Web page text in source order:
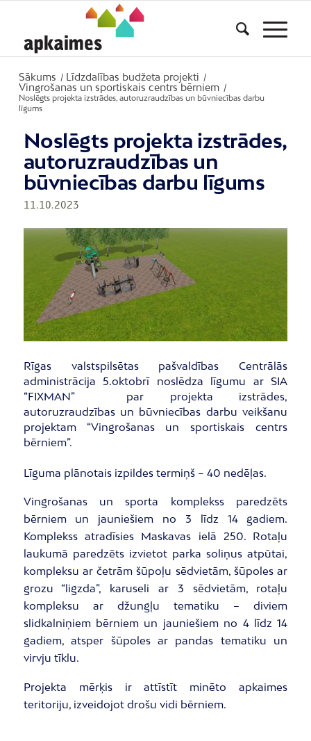
Sākums / Līdzdalības budžeta projekti /
Vingrošanas un sportiskais centrs bērniem /
Noslēgts projekta izstrādes, autoruzraudzības un būvniecības darbu
līgums
Noslēgts projekta izstrādes,
autoruzraudzības un
būvniecības darbu līgums
11.10.2023
Rīgas valstspilsētas pašvaldības Centrālās
administrācija 5.oktobrī noslēdza līgumu ar SIA
“FIXMAN” par projekta izstrādes,
autoruzraudzības un būvniecības darbu veikšanu
projektam “Vingrošanas un sportiskais centrs
bērniem”.
Līguma plānotais izpildes termiņš – 40 nedēļas.
Vingrošanas un sporta komplekss paredzēts
bērniem un jauniešiem no 3 līdz 14 gadiem.
Komplekss atradīsies Maskavas ielā 250. Rotaļu
laukumā paredzēts izvietot parka soliņus atpūtai,
kompleksu ar četrām šūpoļu sēdvietām, šūpoles ar
grozu “ligzda”, karuseli ar 3 sēdvietām, rotaļu
kompleksu ar džungļu tematiku – diviem
slidkalniņiem bērniem un jauniešiem no 4 līdz 14
gadiem, atsper šūpoles ar pandas tematiku un
virvju tīklu.
Projekta mērķis ir attīstīt minēto apkaimes
teritoriju, izveidojot drošu vidi bērniem.